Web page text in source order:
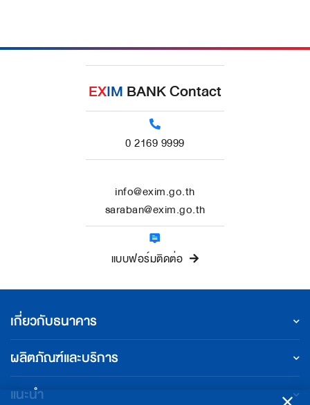
EXIMBANK Contact
0 2169 9999
info@exim.go.th
saraban@exim.go.th
แบบฟอร์มติดต่อ
เกี่ยวกับธนาคาร
ผลิตภัณฑ์และบริการ
แนะนำ